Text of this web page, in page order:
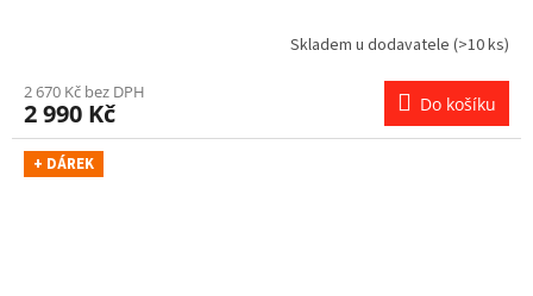
Skladem u dodavatele (>10 ks)
2 670 Kč bez DPH
2 990 Kč Do košíku
+ DÁREK